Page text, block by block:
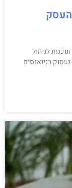
העסק
לניהול
בניואנסים